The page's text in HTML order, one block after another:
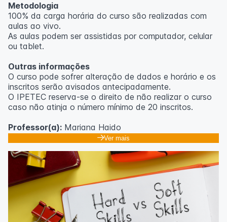
Metodologia
100% da carga horária do curso são realizadas com
aulas ao vivo.
As aulas podem ser assistidas por computador, celular
ou tablet.
Outras informações
O curso pode sofrer alteração de dados e horário e os
inscritos serão avisados ​​antecipadamente.
O IPETEC reserva-se o direito de não realizar o curso
caso não atinja o número mínimo de 20 inscritos.
Professor(a): Mariana Haido
Ver mais